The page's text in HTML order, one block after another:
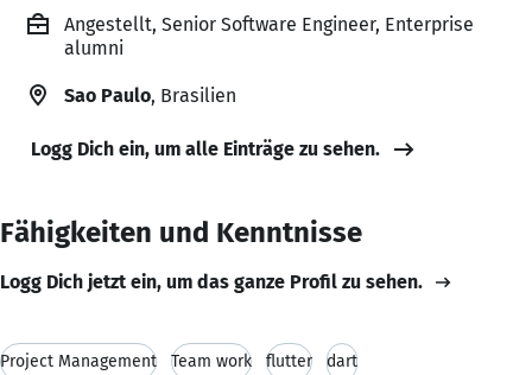
Angestellt, Senior Software Engineer, Enterprise
alumni
Sao Paulo, Brasilien
Logg Dich ein, um alle Einträge zu sehen.
Fähigkeiten und Kenntnisse
Logg Dich jetzt ein, um das ganze Profil zu sehen.
Project Management Team work flutter dart